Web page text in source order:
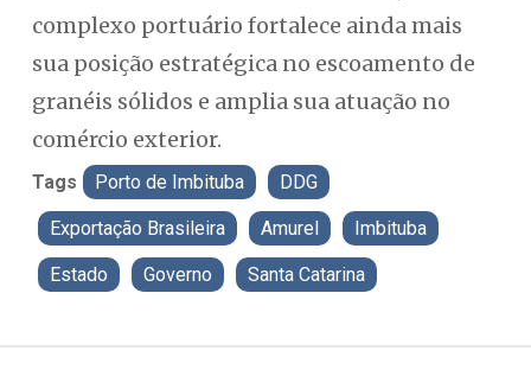
complexo portuário fortalece ainda mais
sua posição estratégica no escoamento de
granéis sólidos e amplia sua atuação no
comércio exterior.
Tags Porto de Imbituba DDG
Exportação Brasileira Amurel Imbituba
Estado Governo Santa Catarina